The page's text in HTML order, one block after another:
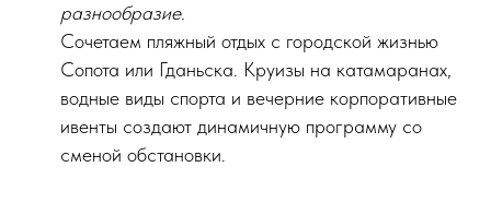
разнообразие.
Сочетаем пляжный отдых с городской жизнью
Сопота или Гданьска. Круизы на катамаранах,
водные виды спорта и вечерние корпоративные
ивенты создают динамичную программу со
сменой обстановки.